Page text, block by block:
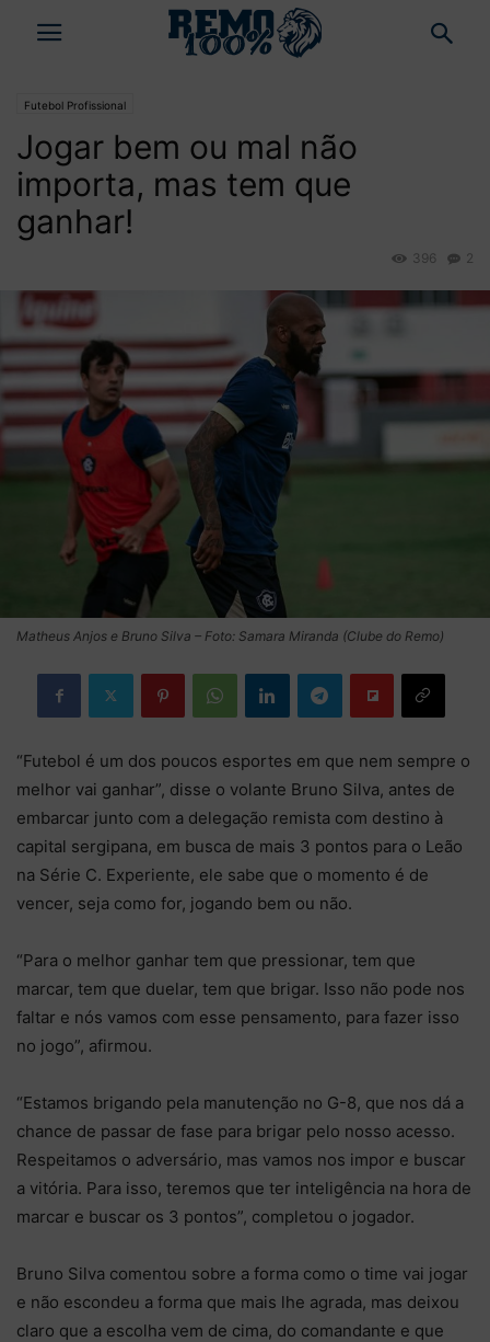
Futebol Profissional
Jogar bem ou mal não
importa, mas tem que
ganhar!
2
396
Matheus Anjos e Bruno Silva – Foto: Samara Miranda (Clube do Remo)
“Futebol é um dos poucos esportes em que nem sempre o
melhor vai ganhar”, disse o volante Bruno Silva, antes de
embarcar junto com a delegação remista com destino à
capital sergipana, em busca de mais 3 pontos para o Leão
na Série C. Experiente, ele sabe que o momento é de
vencer, seja como for, jogando bem ou não.
“Para o melhor ganhar tem que pressionar, tem que
marcar, tem que duelar, tem que brigar. Isso não pode nos
faltar e nós vamos com esse pensamento, para fazer isso
no jogo”, afirmou.
“Estamos brigando pela manutenção no G-8, que nos dá a
chance de passar de fase para brigar pelo nosso acesso.
Respeitamos o adversário, mas vamos nos impor e buscar
a vitória. Para isso, teremos que ter inteligência na hora de
marcar e buscar os 3 pontos”, completou o jogador.
Bruno Silva comentou sobre a forma como o time vai jogar
e não escondeu a forma que mais lhe agrada, mas deixou
claro que a escolha vem de cima, do comandante e que